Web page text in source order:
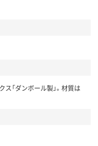
「ダンボール製」。材質は